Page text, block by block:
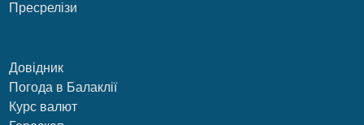
Пресрелізи
Довідник
Погода в Балаклії
Курс валют